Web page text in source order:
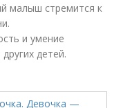
малыш стремится к
и умение
детей.